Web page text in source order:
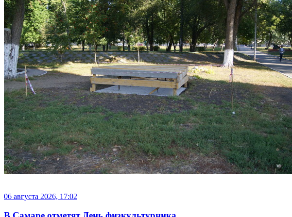
06 августа 2026, 17:02